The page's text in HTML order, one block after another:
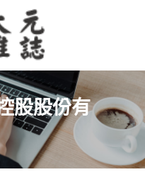
股股份有